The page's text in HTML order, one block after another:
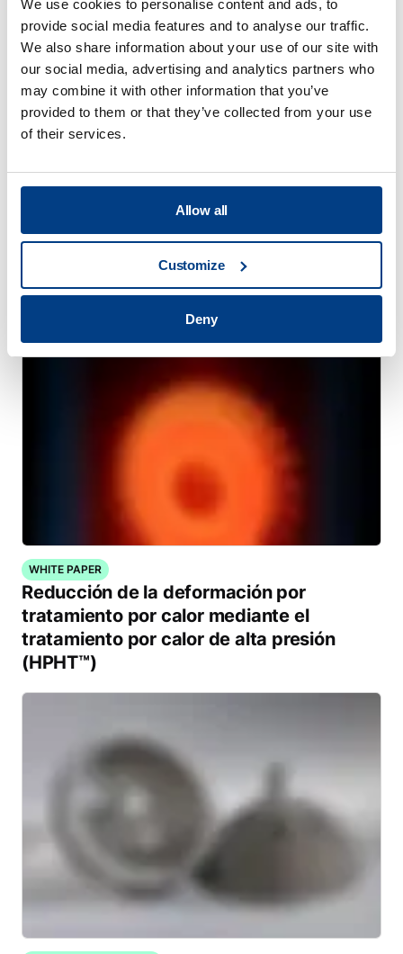
We use cookies to personalise content and ads, to
provide social media features and to analyse our traffic.
We also share information about your use of our site with
our social media, advertising and analytics partners who
may combine it with other information that you’ve
provided to them or that they’ve collected from your use
of their services.
Allow all
Customize
Deny
Prensado isostático en caliente (HIP)
WHITE PAPER
Reducción de la deformación por
tratamiento por calor mediante el
tratamiento por calor de alta presión
(HPHT™)